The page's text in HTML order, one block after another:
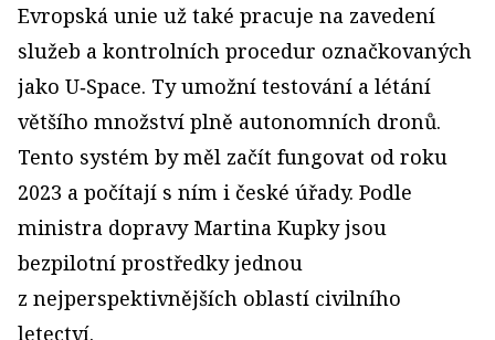
Evropská unie už také pracuje na zavedení
služeb a kontrolních procedur označkovaných
jako U‑Space. Ty umožní testování a létání
většího množství plně autonomních dronů.
Tento systém by měl začít fungovat od roku
2023 a počítají s ním i české úřady. Podle
ministra dopravy Martina Kupky jsou
bezpilotní prostředky jednou
z nejperspektivnějších oblastí civilního
letectví.